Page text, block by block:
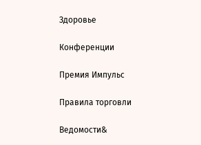
Здоровье
Конференции
Премия Импульс
Правила торговли
Ведомости&